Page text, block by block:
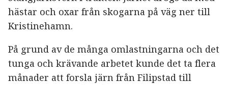
hästar och oxar från skogarna på väg ner till
Kristinehamn.
På grund av de många omlastningarna och det
tunga och krävande arbetet kunde det ta flera
månader att forsla järn från Filipstad till